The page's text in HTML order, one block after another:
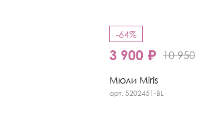
-64%
3 900 ₽ 10 950
Мюли Miris
арт. 5202451-BL